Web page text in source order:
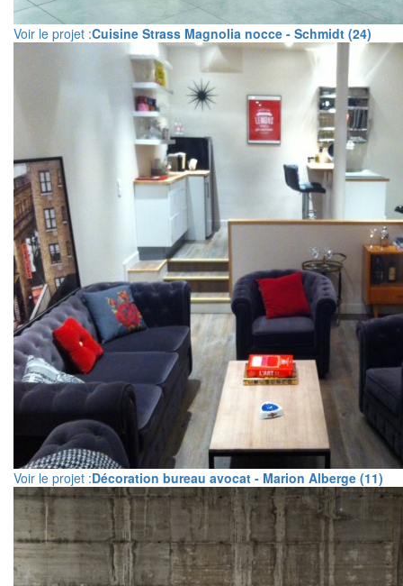
Voir le projet :Cuisine Strass Magnolia nocce - Schmidt (24)
Voir le projet :Décoration bureau avocat - Marion Alberge (11)